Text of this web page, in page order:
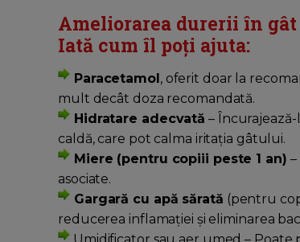
Ameliorarea durerii în gât
Iată cum îl poți ajuta:
Paracetamol, oferit doar la
mult decât doza recomandată.
Hidratare adecvată –
caldă, care pot calma iritația gâtului.
Miere (pentru copiii peste 1 an)
asociate.
Gargară cu apă sărată (pentru
reducerea inflamației și eliminarea